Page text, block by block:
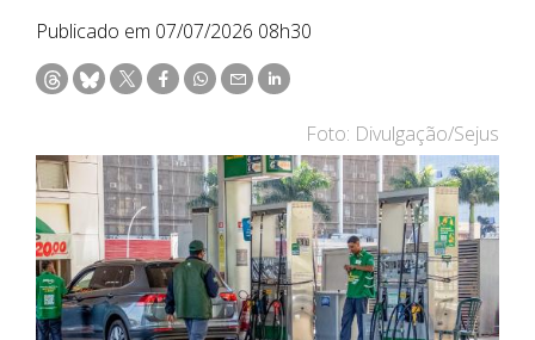
Publicado em 07/07/2026 08h30
Foto: Divulgação/Sejus